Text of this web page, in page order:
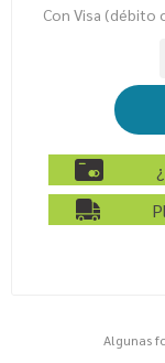
Con Visa (débito
Algunas